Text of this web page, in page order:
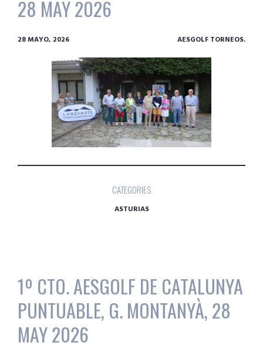
28 MAY 2026
28 MAYO, 2026 AESGOLF TORNEOS.
CATEGORIES
ASTURIAS
1º CTO. AESGOLF DE CATALUNYA
PUNTUABLE, G. MONTANYÀ, 28
MAY 2026